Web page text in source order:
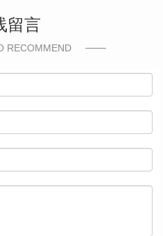
留言
RECOMMEND